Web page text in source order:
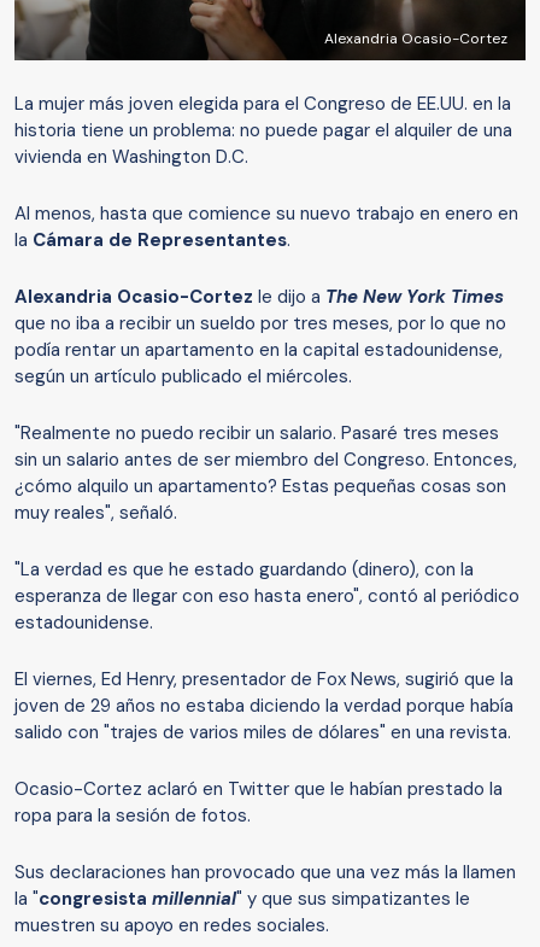
Alexandria Ocasio-Cortez
La mujer más joven elegida para el Congreso de EE.UU. en la
historia tiene un problema: no puede pagar el alquiler de una
vivienda en Washington D.C.
Al menos, hasta que comience su nuevo trabajo en enero en
la Cámara de Representantes.
Alexandria Ocasio-Cortez le dijo a The New York Times
que no iba a recibir un sueldo por tres meses, por lo que no
podía rentar un apartamento en la capital estadounidense,
según un artículo publicado el miércoles.
"Realmente no puedo recibir un salario. Pasaré tres meses
sin un salario antes de ser miembro del Congreso. Entonces,
¿cómo alquilo un apartamento? Estas pequeñas cosas son
muy reales", señaló.
"La verdad es que he estado guardando (dinero), con la
esperanza de llegar con eso hasta enero", contó al periódico
estadounidense.
El viernes, Ed Henry, presentador de Fox News, sugirió que la
joven de 29 años no estaba diciendo la verdad porque había
salido con "trajes de varios miles de dólares" en una revista.
Ocasio-Cortez aclaró en Twitter que le habían prestado la
ropa para la sesión de fotos.
Sus declaraciones han provocado que una vez más la llamen
la "congresista millennial" y que sus simpatizantes le
muestren su apoyo en redes sociales.